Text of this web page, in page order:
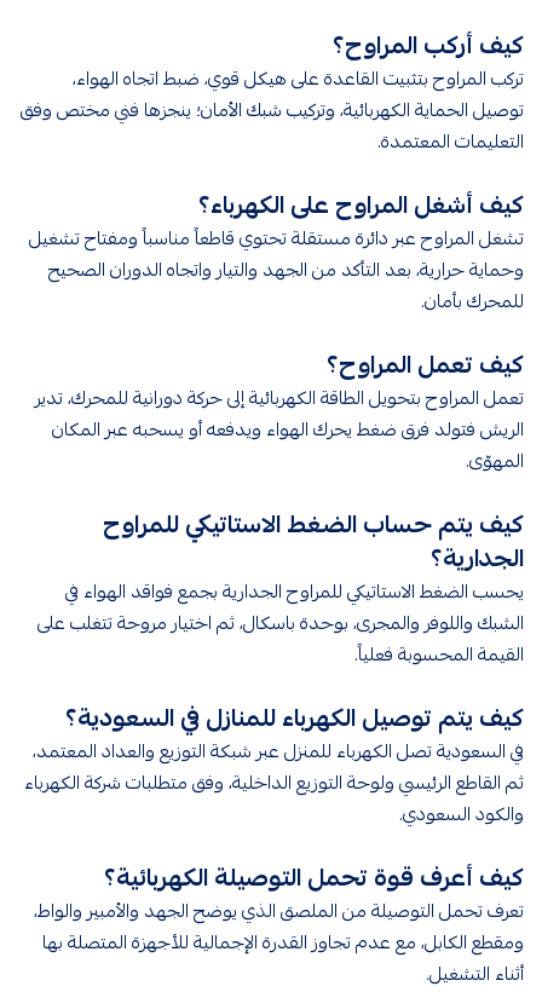
كيف أركب المراوح؟
تركب المراوح بتثبيت القاعدة على هيكل قوي، ضبط اتجاه الهواء،
توصيل الحماية الكهربائية، وتركيب شبك الأمان؛ ينجزها فني مختص وفق
التعليمات المعتمدة.
كيف أشغل المراوح على الكهرباء؟
تشغل المراوح عبر دائرة مستقلة تحتوي قاطعاً مناسباً ومفتاح تشغيل
وحماية حرارية، بعد التأكد من الجهد والتيار واتجاه الدوران الصحيح
للمحرك بأمان.
كيف تعمل المراوح؟
تعمل المراوح بتحويل الطاقة الكهربائية إلى حركة دورانية للمحرك، تدير
الريش فتولد فرق ضغط يحرك الهواء ويدفعه أو يسحبه عبر المكان
المهوّى.
كيف يتم حساب الضغط الاستاتيكي للمراوح
الجدارية؟
يحسب الضغط الاستاتيكي للمراوح الجدارية بجمع فواقد الهواء في
الشبك واللوفر والمجرى، بوحدة باسكال، ثم اختيار مروحة تتغلب على
القيمة المحسوبة فعلياً.
كيف يتم توصيل الكهرباء للمنازل في السعودية؟
في السعودية تصل الكهرباء للمنزل عبر شبكة التوزيع والعداد المعتمد،
ثم القاطع الرئيسي ولوحة التوزيع الداخلية، وفق متطلبات شركة الكهرباء
والكود السعودي.
كيف أعرف قوة تحمل التوصيلة الكهربائية؟
تعرف تحمل التوصيلة من الملصق الذي يوضح الجهد والأمبير والواط،
ومقطع الكابل، مع عدم تجاوز القدرة الإجمالية للأجهزة المتصلة بها
أثناء التشغيل.